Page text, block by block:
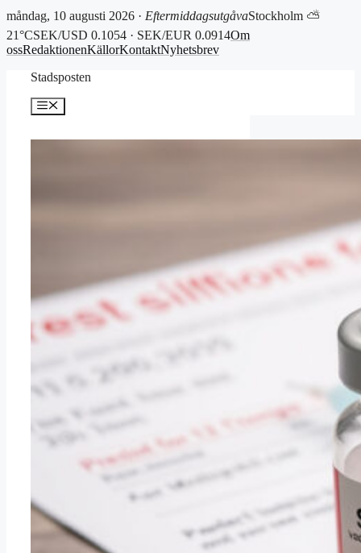
måndag, 10 augusti 2026 · EftermiddagsutgåvaStockholm ⛅
21°CSEK/USD 0.1054 · SEK/EUR 0.0914Om
ossRedaktionenKällorKontaktNyhetsbrev
Stadsposten
Meny